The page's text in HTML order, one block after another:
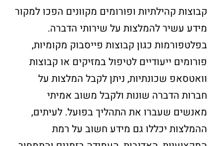
קבוצות קהילתיות ופורומים מקוונים הפכו למקור
מידע עשיר להמלצות על שירותי הדברה.
בפלטפורמות כגון קבוצות פייסבוק מקומיות,
פורומים ייעודיים לטיפול במזיקים או קבוצות
וואטסאפ שכונתיות, ניתן לקבל המלצות על
חברות הדברה שונות ולקבל משוב אמיתי
מאנשים שעברו את התהליך בפועל. לעיתים,
ההמלצות יכללו גם מידע חשוב על רמת